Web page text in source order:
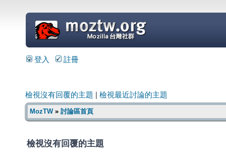
=
登入 註冊
檢視沒有回覆的主題 檢視最近討論的主題
MozTW» 討論區首頁
檢視沒有回覆的主題